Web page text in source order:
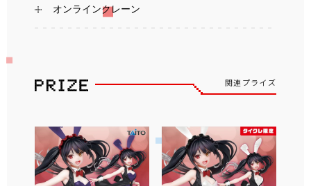
オンラインクレーン
関連プライズ